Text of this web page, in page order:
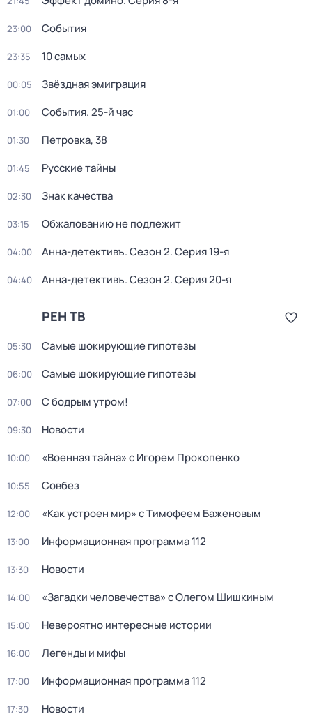
23:00 События
23:35 10 самых
00:05 Звёздная эмиграция
01:00 События. 25-й час
01:30 Петровка, 38
01:45 Русские тайны
02:30 Знак качества
03:15 Обжалованию не подлежит
04:00 Анна-детективъ. Сезон 2. Серия 19-я
04:40 Анна-детективъ. Сезон 2. Серия 20-я
РЕН ТВ
05:30 Самые шoкиpующие гипотезы
06:00 Самые шoкиpующие гипотезы
07:00 С бодрым утром!
09:30 Новости
10:00 «Военная тайна» с Игорем Прокопенко
10:55 Совбез
12:00 «Как устроен мир» с Тимофеем Баженовым
13:00 Информационная программа 112
13:30 Новости
14:00 «Загадки человечества» с Олегом Шишкиным
15:00 Невероятно интересные истории
16:00 Легенды и мифы
17:00 Информационная программа 112
17:30 Новости